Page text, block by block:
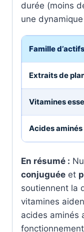
durée (moins
une
Famille d’actifs
Extraits de
Vitamines
Acides aminés
En résumé :
conjuguée et
soutiennent la
vitamines
acides aminés